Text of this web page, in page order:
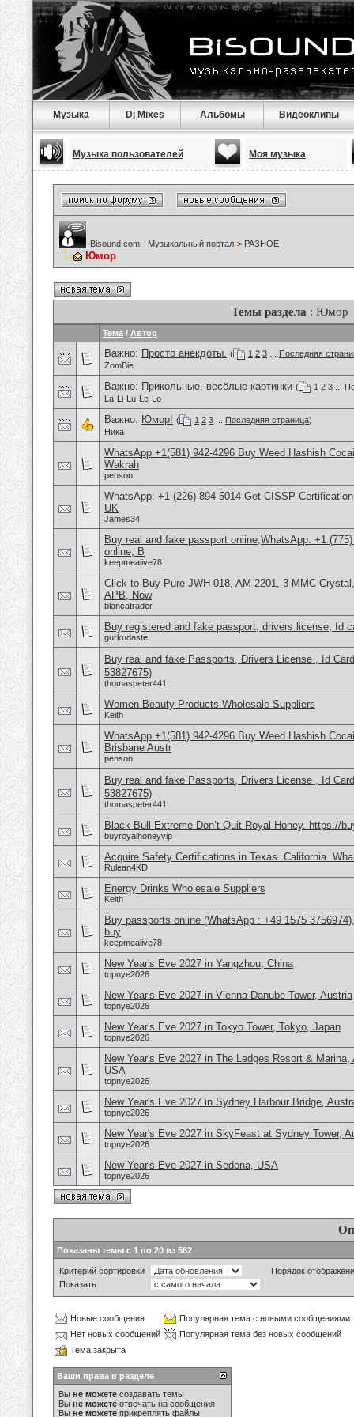
Музыка Dj Mixes Альбомы Видеоклипы
Музыка пользователей Моя музыка
Bisound.com - Музыкальный портал > РАЗНОЕ
Юмор
Темы раздела : Юмор
Тема / Автор
Важно: Просто анекдоты. ( 1 2 3
Последняя
ZomBie
Важно: Прикольные, весёлые картинки ( 1 2 3
La-Li-Lu-Le-Lo
Важно: Юмор! ( 1 2 3 Последняя страница)
Ника
WhatsApp +1(581) 942-4296 Buy Weed Hashish
Wakrah
penson
WhatsApp: +1 (226) 894-5014​ Get CISSP
UK
James34
Buy real and fake passport online,WhatsApp: +1
online, B
keepmealive78
Click to Buy Pure JWH-018, AM-2201, 3-MMC
APB, Now
blancatrader
Buy registered and fake passport, drivers license, Id
gurkudaste
Buy real and fake Passports, Drivers License , Id
53827675)
thomaspeter441
Women Beauty Products Wholesale Suppliers
Keith
WhatsApp +1(581) 942-4296 Buy Weed Hashish
Brisbane Austr
penson
Buy real and fake Passports, Drivers License , Id
53827675)
thomaspeter441
Black Bull Extreme Don’t Quit Royal Honey. https://
buyroyalhoneyvip
Acquire Safety Certifications in Texas. California.
Rulean4KD
Energy Drinks Wholesale Suppliers
Keith
Buy passports online (WhatsApp : +49 1575
buy
keepmealive78
New Year's Eve 2027 in Yangzhou, China
topnye2026
New Year's Eve 2027 in Vienna Danube Tower, Austria
topnye2026
New Year's Eve 2027 in Tokyo Tower, Tokyo, Japan
topnye2026
New Year's Eve 2027 in The Ledges Resort &
USA
topnye2026
New Year's Eve 2027 in Sydney Harbour Bridge,
topnye2026
New Year's Eve 2027 in SkyFeast at Sydney Tower,
topnye2026
New Year's Eve 2027 in Sedona, USA
topnye2026
Показаны темы с 1 по 20 из 562
Критерий сортировки
Порядок
Показать
Новые сообщения
Популярная тема с новыми сообщениями
Нет новых сообщений
Популярная тема без новых сообщений
Тема закрыта
Ваши права в разделе
Вы не можете создавать темы
Вы не можете отвечать на сообщения
Вы не можете прикреплять файлы